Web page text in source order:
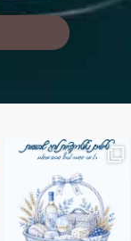
הם הגבול 💙🩵